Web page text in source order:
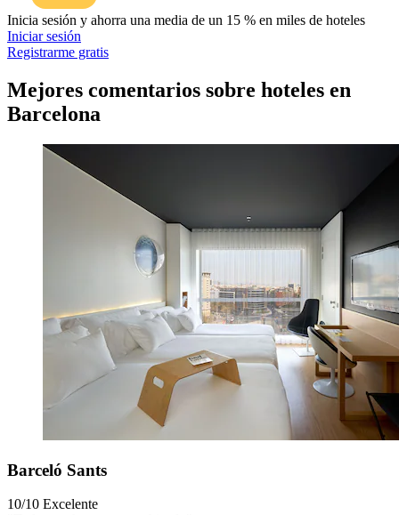
Inicia sesión y ahorra una media de un 15 % en miles de hoteles
Iniciar sesión
Registrarme gratis
Mejores comentarios sobre hoteles en
Barcelona
Barceló Sants
10/10 Excelente